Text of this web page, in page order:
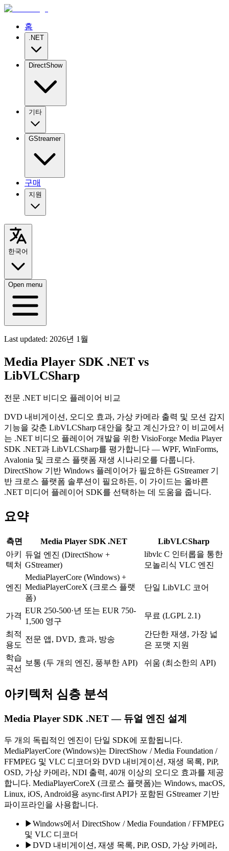
홈
.NET
DirectShow
기타
GStreamer
구매
지원
한국어
Open menu
Last updated: 2026년 1월
Media Player SDK .NET vs
LibVLCSharp
전문 .NET 비디오 플레이어 비교
DVD 내비게이션, 오디오 효과, 가상 카메라 출력 및 모션 감지
기능을 갖춘 LibVLCSharp 대안을 찾고 계신가요? 이 비교에서
는 .NET 비디오 플레이어 개발을 위한 VisioForge Media Player
SDK .NET과 LibVLCSharp를 평가합니다 — WPF, WinForms,
Avalonia 및 크로스 플랫폼 재생 시나리오를 다룹니다.
DirectShow 기반 Windows 플레이어가 필요하든 GStreamer 기
반 크로스 플랫폼 솔루션이 필요하든, 이 가이드는 올바른
.NET 미디어 플레이어 SDK를 선택하는 데 도움을 줍니다.
요약
측면 Media Player SDK .NET
LibVLCSharp
아키
텍처
듀얼 엔진 (DirectShow +
GStreamer)
libvlc C 인터롭을 통한
모놀리식 VLC 엔진
엔진
MediaPlayerCore (Windows) +
MediaPlayerCoreX (크로스 플랫
폼)
단일 LibVLC 코어
가격
EUR 250-500·년 또는 EUR 750-
1,500 영구
무료 (LGPL 2.1)
최적
용도
전문 앱, DVD, 효과, 방송
간단한 재생, 가장 넓
은 포맷 지원
학습
곡선
보통 (두 개의 엔진, 풍부한 API) 쉬움 (최소한의 API)
아키텍처 심층 분석
Media Player SDK .NET — 듀얼 엔진 설계
두 개의 독립적인 엔진이 단일 SDK에 포함됩니다.
MediaPlayerCore (Windows)는 DirectShow / Media Foundation /
FFMPEG 및 VLC 디코더와 DVD 내비게이션, 재생 목록, PiP,
OSD, 가상 카메라, NDI 출력, 40개 이상의 오디오 효과를 제공
합니다. MediaPlayerCoreX (크로스 플랫폼)는 Windows, macOS,
Linux, iOS, Android용 async-first API가 포함된 GStreamer 기반
파이프라인을 사용합니다.
▶Windows에서 DirectShow / Media Foundation / FFMPEG
및 VLC 디코더
▶DVD 내비게이션, 재생 목록, PiP, OSD, 가상 카메라,